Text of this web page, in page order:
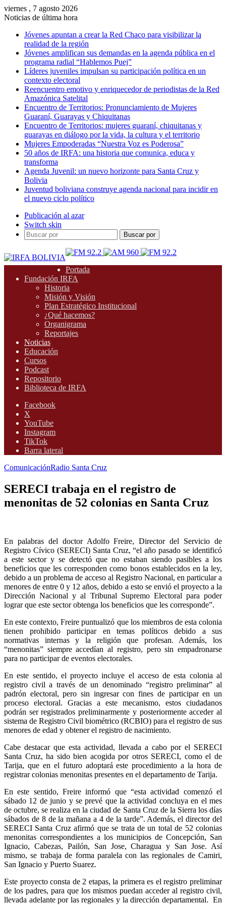
viernes , 7 agosto 2026
Noticias de última hora
Jóvenes apuntan a crear la Red Chaco para visibilizar la
realidad de la región
Jóvenes amplifican sus demandas en la agenda pública en el
programa radial “Hablemos Puej”
Líderes juveniles impulsan su participación política en un
contexto electoral
Reencuentro emotivo y enriquecedor de periodistas de la Red
Amazónica Satelital
Encuentro de Territorios: Pronunciamiento de Mujeres
Guaraní, Guarayas y Chiquitanas
Encuentro de Territorios: mujeres guaraní, chiquitanas y
guarayas en diálogo por la vida, la cultura y el territorio
Mujeres Empoderadas “Nuestra Voz es Poderosa”
50 años de IRFA: una historia que comunica, educa y
transforma
Agenda Juvenil: un nuevo horizonte para Santa Cruz y
Bolivia
Juventud boliviana construye agenda nacional para incidir en
el nuevo ciclo político
Publicación al azar
Switch skin
Buscar por
Portada
Fundación IRFA
Historia
Misión y Visión
Plan Estratégico Institucional
¿Qué hacemos?
Organigrama
Reportajes
Noticias
Educación
Cursos
Podcast
Repositorio
Biblioteca de IRFA
Facebook
X
YouTube
Instagram
TikTok
Barra lateral
ComunicaciónRadio Santa Cruz
SERECI trabaja en el registro de
menonitas de 52 colonias en Santa Cruz
En palabras del doctor Adolfo Freire, Director del Servicio de
Registro Cívico (SERECI) Santa Cruz, “el año pasado se identificó
a este sector y se detectó que no estaban siendo pasibles a los
beneficios que les corresponden como bonos establecidos en la ley,
debido a un problema de acceso al Registro Nacional, en particular a
menores de entre 0 y 12 años, debido a esto se envió el proyecto a la
Dirección Nacional y al Tribunal Supremo Electoral para poder
lograr que este sector obtenga los beneficios que les corresponde”.
En este contexto, Freire puntualizó que los miembros de esta colonia
tienen prohibido participar en temas políticos debido a sus
normativas internas y la religión que profesan. Además, los
“menonitas” siempre accedían al registro, pero sin empadronarse
para no participar de eventos electorales.
En este sentido, el proyecto incluye el acceso de esta colonia al
registro civil a través de un denominado “registro preliminar” al
padrón electoral, pero sin ingresar con fines de participar en un
proceso electoral. Gracias a este mecanismo, estos ciudadanos
podrán ser registrados preliminarmente y posteriormente acceder al
sistema de Registro Civil biométrico (RCBIO) para el registro de sus
menores de edad y obtener el registro de nacimiento.
Cabe destacar que esta actividad, llevada a cabo por el SERECI
Santa Cruz, ha sido bien acogida por otros SERECI, como el de
Tarija, que en el futuro adoptará este procedimiento a la hora de
registrar colonias menonitas presentes en el departamento de Tarija.
En este sentido, Freire informó que “esta actividad comenzó el
sábado 12 de junio y se prevé que la actividad concluya en el mes
de octubre, se realiza en la ciudad de Santa Cruz de la Sierra los días
sábados de 8 de la mañana a 4 de la tarde”. Además, el director del
SERECI Santa Cruz afirmó que se trata de un total de 52 colonias
menonitas correspondientes a los municipios de Concepción, San
Ignacio, Cabezas, Pailón, San Jose, Charagua y San Jose. Así
mismo, se trabaja de forma paralela con las regionales de Camiri,
San Ignacio y Puerto Suarez.
Este proyecto consta de 2 etapas, la primera es el registro preliminar
de los padres, para que los mismos puedan acceder al registro civil,
llevada adelante por las regionales y la dirección departamental. En